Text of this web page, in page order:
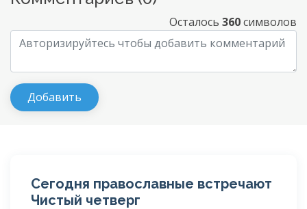
Осталось 360символов
Сегодня православные встречают
Чистый четверг